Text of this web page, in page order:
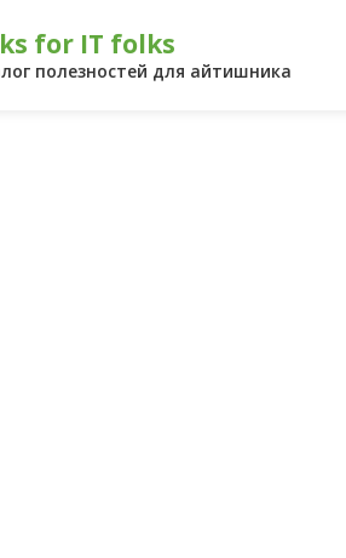
for IT folks
полезностей для айтишника